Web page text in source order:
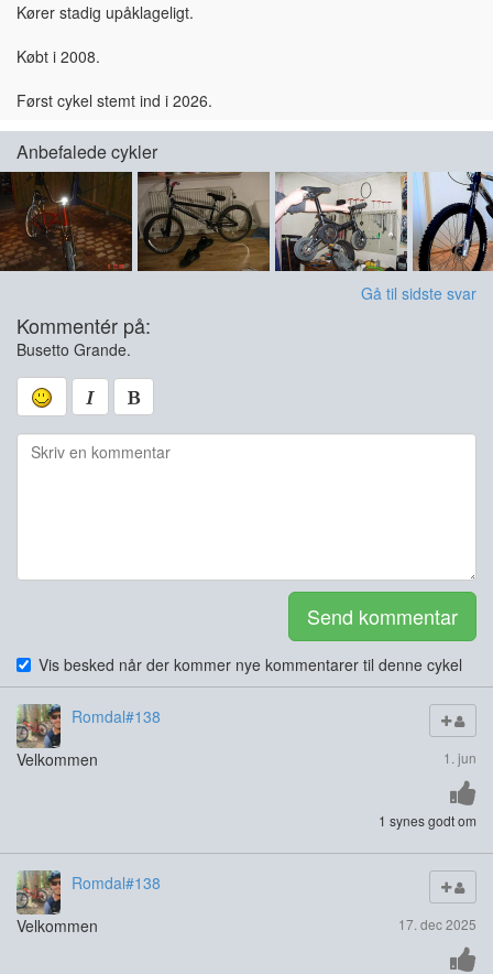
Kører stadig upåklageligt.
Købt i 2008.
Først cykel stemt ind i 2026.
Anbefalede cykler
Gå til sidste svar
Kommentér på:
Busetto Grande.
Send kommentar
Vis besked når der kommer nye kommentarer til denne cykel
Romdal#138
1. jun
Velkommen
1 synes godt om
Romdal#138
17. dec 2025
Velkommen